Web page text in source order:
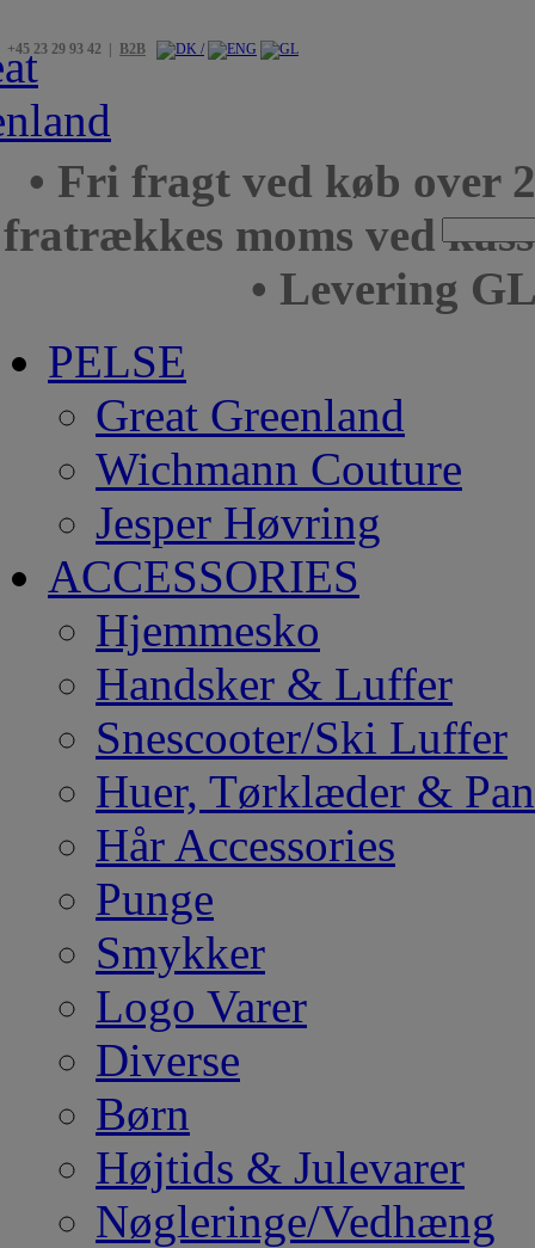
+45 23 29 93 42 | B2B
• Fri fragt ved køb over
fratrækkes moms ved
• Levering
PELSE
Great Greenland
Wichmann Couture
Jesper Høvring
ACCESSORIES
Hjemmesko
Handsker & Luffer
Snescooter/Ski Luffer
Huer, Tørklæder &
Hår Accessories
Punge
Smykker
Logo Varer
Diverse
Børn
Højtids & Julevarer
Nøgleringe/Vedhæng